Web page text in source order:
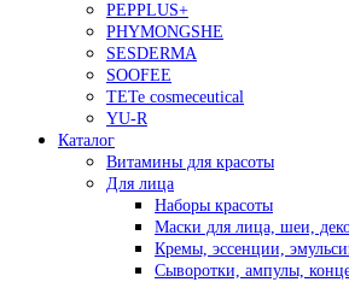
PEPPLUS+
PHYMONGSHE
SESDERMA
SOOFEE
TETe cosmeceutical
YU-R
Каталог
Витамины для красоты
Для лица
Наборы красоты
Маски для лица, шеи,
Кремы, эссенции,
Сыворотки, ампулы,